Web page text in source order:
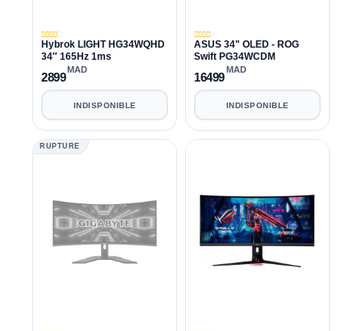
Hybrok LIGHT HG34WQHD
34″ 165Hz 1ms
2899
MAD
INDISPONIBLE
ASUS 34" OLED - ROG
Swift PG34WCDM
16499
MAD
INDISPONIBLE
RUPTURE